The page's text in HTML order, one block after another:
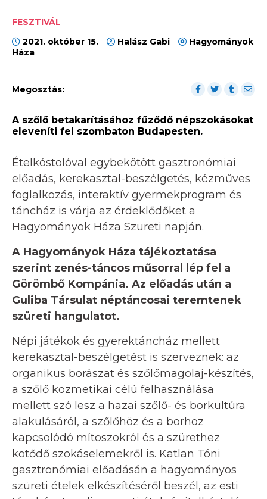
FESZTIVÁL
2021. október 15.
Halász Gabi
Hagyományok
Háza
Megosztás:
A szőlő betakarításához fűződő népszokásokat
eleveníti fel szombaton Budapesten.
Ételkóstolóval egybekötött gasztronómiai
előadás, kerekasztal-beszélgetés, kézműves
foglalkozás, interaktív gyermekprogram és
táncház is várja az érdeklődőket a
Hagyományok Háza Szüreti napján.
A Hagyományok Háza tájékoztatása
szerint zenés-táncos műsorral lép fel a
Görömbő Kompánia. Az előadás után a
Guliba Társulat néptáncosai teremtenek
szüreti hangulatot.
Népi játékok és gyerektáncház mellett
kerekasztal-beszélgetést is szerveznek: az
organikus borászat és szőlőmagolaj-készítés,
a szőlő kozmetikai célú felhasználása
mellett szó lesz a hazai szőlő- és borkultúra
alakulásáról, a szőlőhöz és a borhoz
kapcsolódó mítoszokról és a szürethez
kötődő szokáselemekről is. Katlan Tóni
gasztronómiai előadásán a hagyományos
szüreti ételek elkészítéséről beszél, az esti